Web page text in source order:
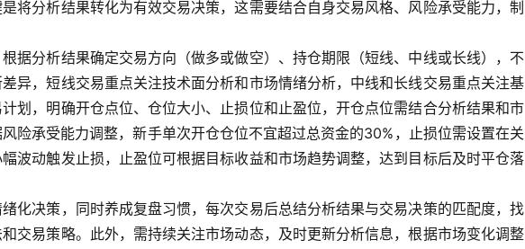
将分析结果转化为有效交易决策，这需要结合自身交易风格、风险承受能力，制
据分析结果确定交易方向（做多或做空）、持仓期限（短线、中线或长线），不
异，短线交易重点关注技术面分析和市场情绪分析，中线和长线交易重点关注基
划，明确开仓点位、仓位大小、止损位和止盈位，开仓点位需结合分析结果和市
险承受能力调整，新手单次开仓仓位不宜超过总资金的30%，止损位需设置在关
波动触发止损，止盈位可根据目标收益和市场趋势调整，达到目标后及时平仓落
化决策，同时养成复盘习惯，每次交易后总结分析结果与交易决策的匹配度，找
交易策略。此外，需持续关注市场动态，及时更新分析信息，根据市场变化调整